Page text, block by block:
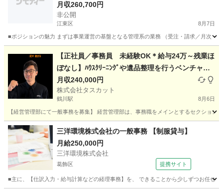
月収260,700円
非公開
江東区 8月7日
■ポジションの魅力 まずは事業運営の基盤となる管理系の業務 （受注・請求／月次・
その他
【正社員／事務員 未経験OK＊給与24万～残業ほ
ぼなし】ﾊｳｽｸﾘｰﾆﾝｸﾞや遺品整理を行うベンチャー
企業
月収240,000円
株式会社タスカット
鶴川駅 8月6日
【経営管理部にて一般事務を募集】 経営管理部は、事務職をメインとするセクショ
東京 町田市 鶴川駅 事務
三洋環境株式会社の一般事務 【制服貸与】
月給250,000円
三洋環境株式会社
葛飾区 提携サイト
■主に、【仕訳入力・給与計算などの経理事務】を、 できることから少しずつお任せ